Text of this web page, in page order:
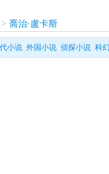
喬治·盧卡斯
小说 外国小说 侦探小说 科